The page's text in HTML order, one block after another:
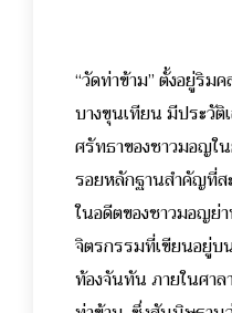
“วัดท่าข้าม” ตั้งอยู่ริม
บางขุนเทียน มีประวั
ศรัทธาของชาวมอญใ
รอยหลักฐานสำคัญที่
ในอดีตของชาวมอญย่
จิตรกรรมที่เขียนอยู่บ
ท้องจันทัน ภายในศาล